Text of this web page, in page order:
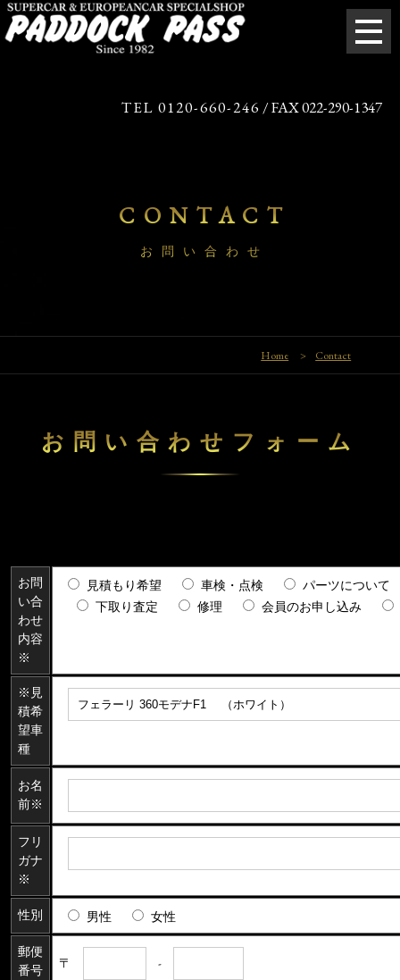
TEL 0120-660-246 / FAX 022-290-1347
CONTACT
お問い合わせ
Home > Contact
お問い合わせフォーム
お問
い合
わせ
内容
※
見積もり希望 車検・点検
パーツについて
下取り査定
修理 会員のお申し込み
※見
積希
望車
種
お名
前※
フリ
ガナ
※
性別 男性 女性
郵便
番号
〒 -